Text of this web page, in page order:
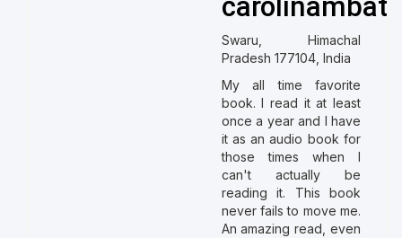
Swaru, Himachal
Pradesh 177104, India
My all time favorite
book. I read it at least
once a year and I have
it as an audio book for
those times when I
can't actually be
reading it. This book
never fails to move me.
An amazing read, even